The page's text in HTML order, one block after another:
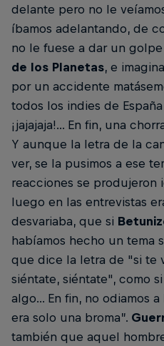
delante pero no le
íbamos adelantando, de
no le fuese a dar un
de los Planetas, e
por un accidente
todos los indies de
¡jajajaja!... En fin, una
Y aunque la letra de la
ver, se la pusimos a ese
reacciones se produjeron
luego en las entrevistas
desvariaba, que si
habíamos hecho un tema
que dice la letra de "si te
siéntate, siéntate", como
algo... En fin, no odiamos a
era solo una broma”.
también que aquel